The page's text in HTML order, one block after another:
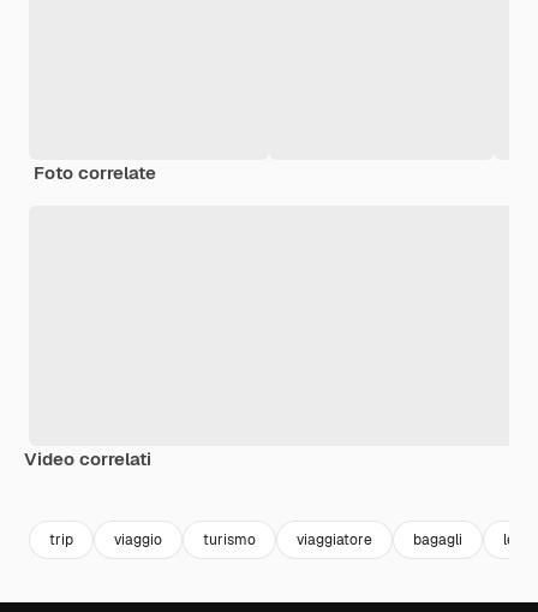
Foto correlate
Video correlati
trip viaggio turismo viaggiatore bagagli